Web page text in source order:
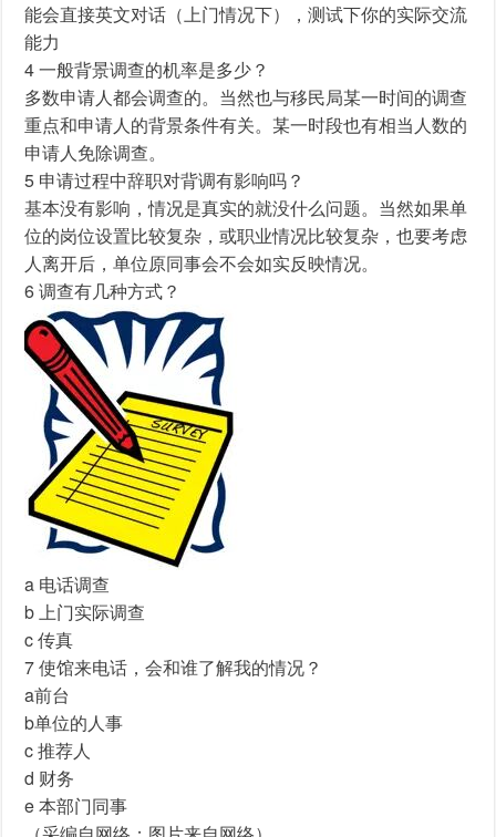
能会直接英文对话（上门情况下），测试下你的实际交流
能力
4 一般背景调查的机率是多少？
多数申请人都会调查的。当然也与移民局某一时间的调查
重点和申请人的背景条件有关。某一时段也有相当人数的
申请人免除调查。
5 申请过程中辞职对背调有影响吗？
基本没有影响，情况是真实的就没什么问题。当然如果单
位的岗位设置比较复杂，或职业情况比较复杂，也要考虑
人离开后，单位原同事会不会如实反映情况。
6 调查有几种方式？
a 电话调查
b 上门实际调查
c 传真
7 使馆来电话，会和谁了解我的情况？
a前台
b单位的人事
c 推荐人
d 财务
e 本部门同事